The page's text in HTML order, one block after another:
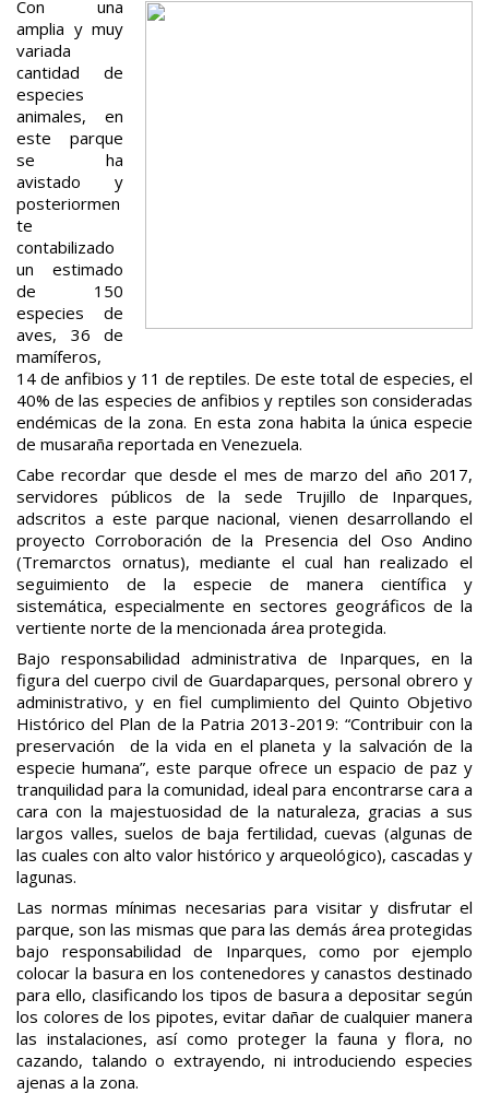
Con una
amplia y muy
variada
cantidad de
especies
animales, en
este parque
se ha
avistado y
posteriormen
te
contabilizado
un estimado
de 150
especies de
aves, 36 de
mamíferos,
14 de anfibios y 11 de reptiles. De este total de especies, el
40% de las especies de anfibios y reptiles son consideradas
endémicas de la zona. En esta zona habita la única especie
de musaraña reportada en Venezuela.
Cabe recordar que desde el mes de marzo del año 2017,
servidores públicos de la sede Trujillo de Inparques,
adscritos a este parque nacional, vienen desarrollando el
proyecto Corroboración de la Presencia del Oso Andino
(Tremarctos ornatus), mediante el cual han realizado el
seguimiento de la especie de manera científica y
sistemática, especialmente en sectores geográficos de la
vertiente norte de la mencionada área protegida.
Bajo responsabilidad administrativa de Inparques, en la
figura del cuerpo civil de Guardaparques, personal obrero y
administrativo, y en fiel cumplimiento del Quinto Objetivo
Histórico del Plan de la Patria 2013-2019: “Contribuir con la
preservación de la vida en el planeta y la salvación de la
especie humana”, este parque ofrece un espacio de paz y
tranquilidad para la comunidad, ideal para encontrarse cara a
cara con la majestuosidad de la naturaleza, gracias a sus
largos valles, suelos de baja fertilidad, cuevas (algunas de
las cuales con alto valor histórico y arqueológico), cascadas y
lagunas.
Las normas mínimas necesarias para visitar y disfrutar el
parque, son las mismas que para las demás área protegidas
bajo responsabilidad de Inparques, como por ejemplo
colocar la basura en los contenedores y canastos destinado
para ello, clasificando los tipos de basura a depositar según
los colores de los pipotes, evitar dañar de cualquier manera
las instalaciones, así como proteger la fauna y flora, no
cazando, talando o extrayendo, ni introduciendo especies
ajenas a la zona.